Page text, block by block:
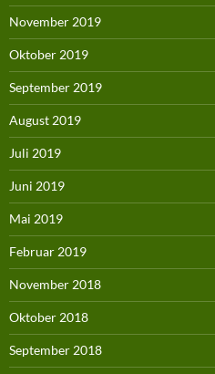
November 2019
Oktober 2019
September 2019
August 2019
Juli 2019
Juni 2019
Mai 2019
Februar 2019
November 2018
Oktober 2018
September 2018